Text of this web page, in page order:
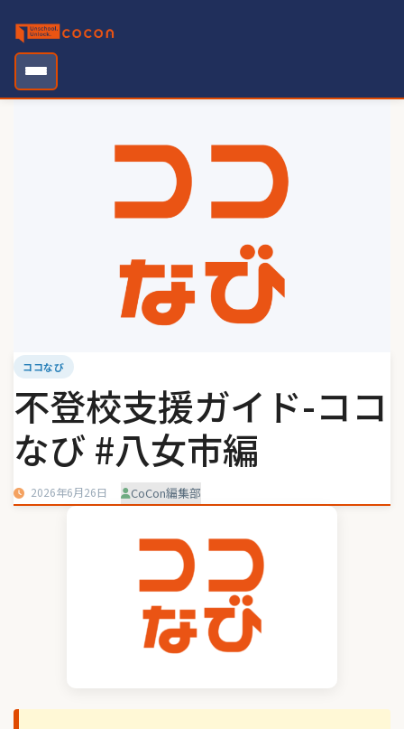
content
ココなび
不登校支援ガイド-ココ
なび #八女市編
2026年6月26日 CoCon編集部